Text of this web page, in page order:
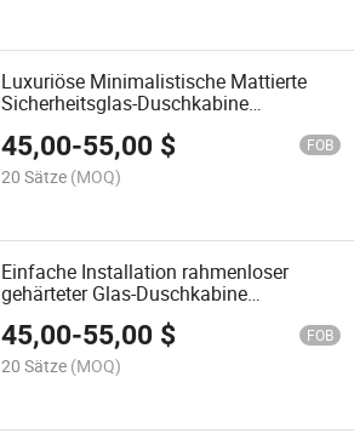
Luxuriöse Minimalistische Mattierte
Sicherheitsglas-Duschkabine
Badezimmer Schiebeduschabtrennung
45,00-55,00 $ FOB
20 Sätze (MOQ)
Einfache Installation rahmenloser
gehärteter Glas-Duschkabine
kommerzielle Schiebetür aus Glas
45,00-55,00 $ FOB
20 Sätze (MOQ)